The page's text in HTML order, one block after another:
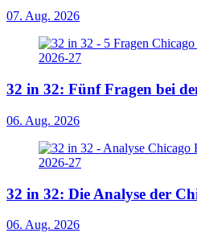
07. Aug. 2026
32 in 32: Fünf Fragen bei
06. Aug. 2026
32 in 32: Die Analyse der
06. Aug. 2026